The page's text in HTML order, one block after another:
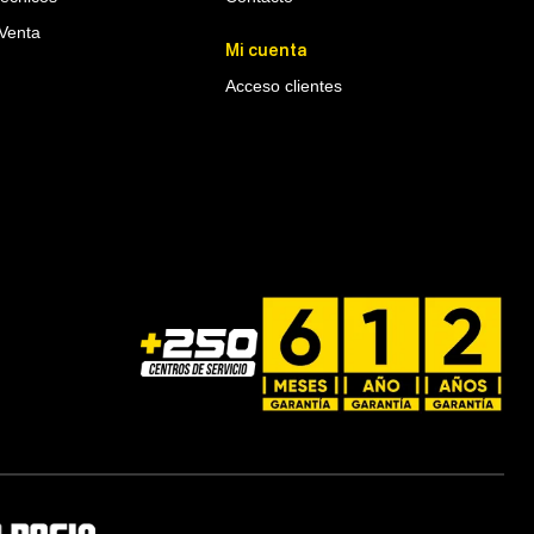
Mi cuenta
Acceso clientes